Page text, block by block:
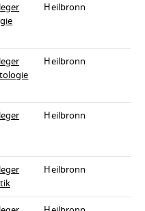
Heilbronn
Heilbronn
Heilbronn
Heilbronn